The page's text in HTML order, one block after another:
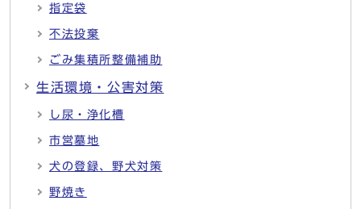
指定袋
不法投棄
ごみ集積所整備補助
生活環境・公害対策
し尿・浄化槽
市営墓地
犬の登録、野犬対策
野焼き